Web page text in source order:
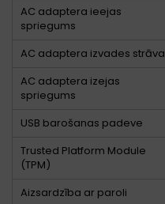
AC adaptera ieejas
spriegums
AC adaptera izvades strāva
AC adaptera izejas
spriegums
USB barošanas padeve
Trusted Platform Module
(TPM)
Aizsardzība ar paroli